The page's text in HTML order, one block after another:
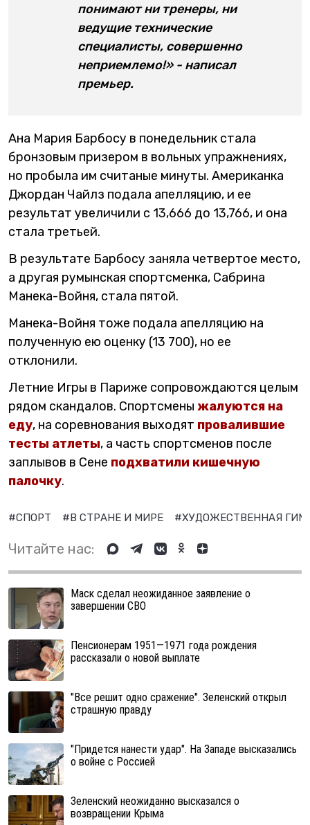
понимают ни тренеры, ни
ведущие технические
специалисты, совершенно
неприемлемо!» - написал
премьер.
Ана Мария Барбосу в понедельник стала
бронзовым призером в вольных упражнениях,
но пробыла им считаные минуты. Американка
Джордан Чайлз подала апелляцию, и ее
результат увеличили с 13,666 до 13,766, и она
стала третьей.
В результате Барбосу заняла четвертое место,
а другая румынская спортсменка, Сабрина
Манека-Войня, стала пятой.
Манека-Войня тоже подала апелляцию на
полученную ею оценку (13 700), но ее
отклонили.
Летние Игры в Париже сопровождаются целым
рядом скандалов. Спортсмены жалуются на
еду, на соревнования выходят провалившие
тесты атлеты, а часть спортсменов после
заплывов в Сене подхватили кишечную
палочку.
#СПОРТ #В СТРАНЕ И МИРЕ #ХУДОЖЕСТВЕННАЯ
Читайте нас:
Маск сделал неожиданное заявление о
завершении СВО
Пенсионерам 1951—1971 года рождения
рассказали о новой выплате
"Все решит одно сражение". Зеленский открыл
страшную правду
"Придется нанести удар". На Западе высказались
о войне с Россией
Зеленский неожиданно высказался о
возвращении Крыма